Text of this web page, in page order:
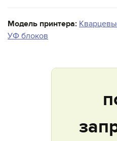
Модель принтера:
УФ блоков